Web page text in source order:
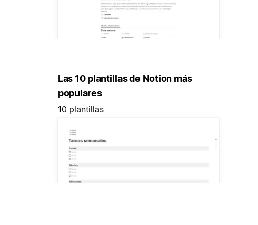
Las 10 plantillas de Notion más
populares
10 plantillas